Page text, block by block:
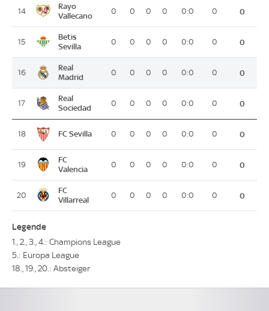
14
Rayo
Vallecano
0 0 0 0 0:0 0 0
15
Betis
Sevilla
0 0 0 0 0:0 0 0
16
Real
Madrid
0 0 0 0 0:0 0 0
17
Real
Sociedad
0 0 0 0 0:0 0 0
18 FC Sevilla 0 0 0 0 0:0 0 0
19
FC
Valencia
0 0 0 0 0:0 0 0
20
FC
Villarreal
0 0 0 0 0:0 0 0
Legende
1., 2., 3., 4.: Champions League
5.: Europa League
18., 19., 20.: Absteiger